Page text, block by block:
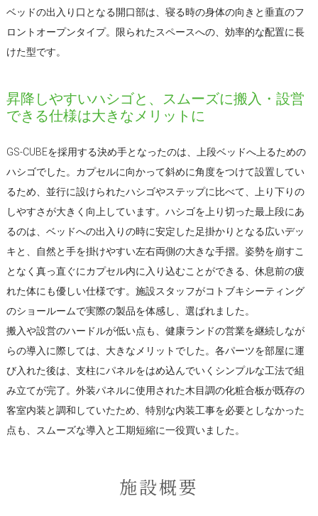
ベッドの出入り口となる開口部は、寝る時の身体の向きと垂直のフ
ロントオープンタイプ。限られたスペースへの、効率的な配置に長
けた型です。
昇降しやすいハシゴと、スムーズに搬入・設営
できる仕様は大きなメリットに
GS-CUBEを採用する決め手となったのは、上段ベッドへ上るための
ハシゴでした。カプセルに向かって斜めに角度をつけて設置してい
るため、並行に設けられたハシゴやステップに比べて、上り下りの
しやすさが大きく向上しています。ハシゴを上り切った最上段にあ
るのは、ベッドへの出入りの時に安定した足掛かりとなる広いデッ
キと、自然と手を掛けやすい左右両側の大きな手摺。姿勢を崩すこ
となく真っ直ぐにカプセル内に入り込むことができる、休息前の疲
れた体にも優しい仕様です。施設スタッフがコトブキシーティング
のショールームで実際の製品を体感し、選ばれました。
搬入や設営のハードルが低い点も、健康ランドの営業を継続しなが
らの導入に際しては、大きなメリットでした。各パーツを部屋に運
び入れた後は、支柱にパネルをはめ込んでいくシンプルな工法で組
み立てが完了。外装パネルに使用された木目調の化粧合板が既存の
客室内装と調和していたため、特別な内装工事を必要としなかった
点も、スムーズな導入と工期短縮に一役買いました。
施設概要